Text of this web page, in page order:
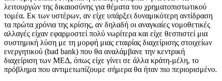
λειτουργών της δικαιοσύνης για θέματα του χρηματοπιστωτικού
τομέα. Εκ των υστέρων, αν είχε υπάρξει δυναμικότερη αντίδραση
τα πρώτα χρόνια της κρίσης, αν δηλαδή οι αναγκαίες νομοθετικές
αλλαγές είχαν εφαρμοστεί πολύ νωρίτερα και είχε θεσπιστεί μια
συστημική λύση με τη μορφή μιας εταιρίας διαχείρισης στοιχείων
ενεργητικού (bad bank) που θα αναλάμβανε την κεντρική
διαχείριση των ΜΕΔ, όπως είχε γίνει σε άλλα κράτη-μέλη, το
πρόβλημα που αντιμετωπίζουμε σήμερα θα ήταν πιο περιορισμένο.